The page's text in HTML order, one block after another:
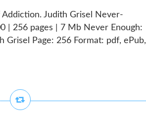
Judith Grisel Never-
| 256 pages | 7 Mb Never Enough:
Page: 256 Format: pdf, ePub,